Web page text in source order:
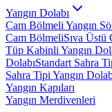
Yangın Dolabı
Cam Bölmeli Yangın
Cam BölmeliSıva Üstü
Tüp Kabinli Yangın
DolabıStandart Sahra
Sahra Tipi Yangın
Yangın Kapıları
Yangın Merdivenleri